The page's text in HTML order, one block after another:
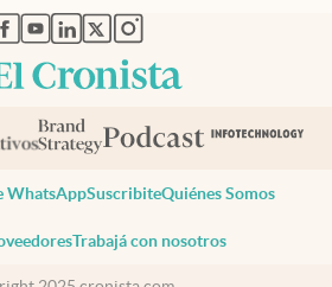
abre en nueva pestaña
abre en nueva pestaña
abre en nueva pestaña
abre en nueva pestaña
abre en nueva pestaña
WhatsAppSuscribiteQuiénes Somos
Trabajá con nosotros